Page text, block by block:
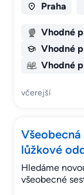
Praha
Vhodné
Vhodné
Vhodné
včerejší
lůžkové
Hledáme
všeobecné